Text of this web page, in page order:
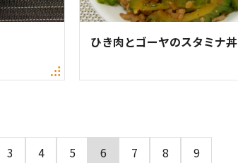
ひき肉とゴーヤのスタミナ丼
3 4 5 6 7 8 9